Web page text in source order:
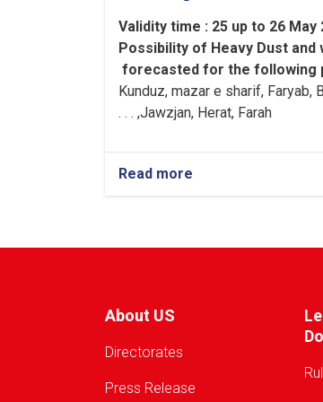
Validity time : 25 up to 26 May
Possibility of Heavy Dust and
forecasted for the following
Kunduz, mazar e sharif, Faryab,
Jawzjan, Herat, Farah, . . .
Read more
Warning!
About US
Directorates
Press Release